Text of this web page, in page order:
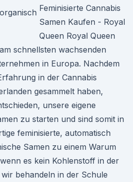
Feminisierte Cannabis
Samen Kaufen - Royal
Queen Royal Queen
schnellsten wachsenden
in Europa. Nachdem
in der Cannabis
gesammelt haben,
unsere eigene
zu starten und sind somit in
feminisierte, automatisch
Samen zu einem Warum
es kein Kohlenstoff in der
behandeln in der Schule